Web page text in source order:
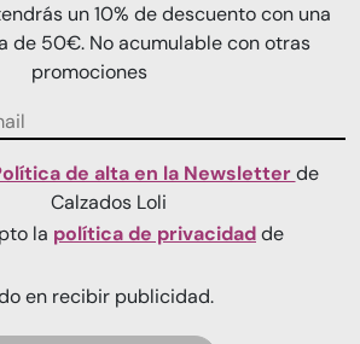
un 10% de descuento con una
de 50€. No acumulable con otras
promociones
de alta en la Newsletterde
Calzados Loli
la política de privacidadde
en recibir publicidad.